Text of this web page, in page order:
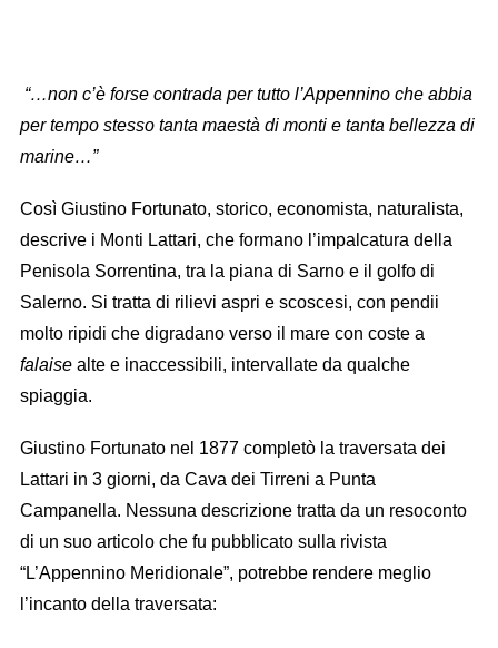
“…non c’è forse contrada per tutto l’Appennino che abbia
per tempo stesso tanta maestà di monti e tanta bellezza di
marine…”
Così Giustino Fortunato, storico, economista, naturalista,
descrive i Monti Lattari, che formano l’impalcatura della
Penisola Sorrentina, tra la piana di Sarno e il golfo di
Salerno. Si tratta di rilievi aspri e scoscesi, con pendii
molto ripidi che digradano verso il mare con coste a
falaisealte e inaccessibili, intervallate da qualche
spiaggia.
Giustino Fortunato nel 1877 completò la traversata dei
Lattari in 3 giorni, da Cava dei Tirreni a Punta
Campanella. Nessuna descrizione tratta da un resoconto
di un suo articolo che fu pubblicato sulla rivista
“L’Appennino Meridionale”, potrebbe rendere meglio
l’incanto della traversata: